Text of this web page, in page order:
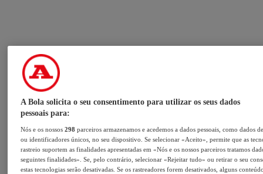
A Bola solicita o seu consentimento para utilizar os seus dados
pessoais para:
Nós e os nossos298 parceiros armazenamos e acedemos a dados pessoais, como dados
ou identificadores únicos, no seu dispositivo. Se selecionar «Aceito», permite que as
rastreio suportem as finalidades apresentadas em «Nós e os nossos parceiros tratamos
seguintes finalidades». Se, pelo contrário, selecionar «Rejeitar tudo» ou retirar o seu
estas tecnologias serão desativadas. Se os rastreadores forem desativados, alguns